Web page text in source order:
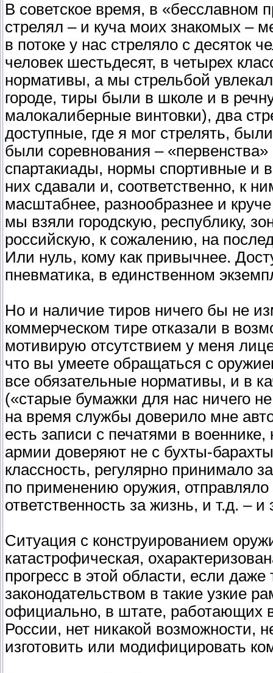
В советское время, в
стрелял – и куча моих знакомых –
в потоке у нас стреляло с десяток
человек шестьдесят, в четырех
нормативы, а мы стрельбой
городе, тиры были в школе и в
малокалиберные винтовки), два
доступные, где я мог стрелять,
были соревнования –
спартакиады, нормы спортивные и
них сдавали и, соответственно, к
масштабнее, разнообразнее и
мы взяли городскую, республику,
российскую, к сожалению, на
Или нуль, кому как привычнее.
пневматика, в единственном
Но и наличие тиров ничего бы не
коммерческом тире отказали в
мотивирую отсутствием у меня
что вы умеете обращаться с
все обязательные нормативы, и в
(«старые бумажки для нас ничего
на время службы доверило мне
есть записи с печатями в
армии доверяют не с бухты-
классность, регулярно принимало
по применению оружия,
ответственность за жизнь, и т.д. – и
Ситуация с конструированием
катастрофическая,
прогресс в этой области, если
законодательством в такие узкие
официально, в штате, работающих
России, нет никакой возможности,
изготовить или модифицировать